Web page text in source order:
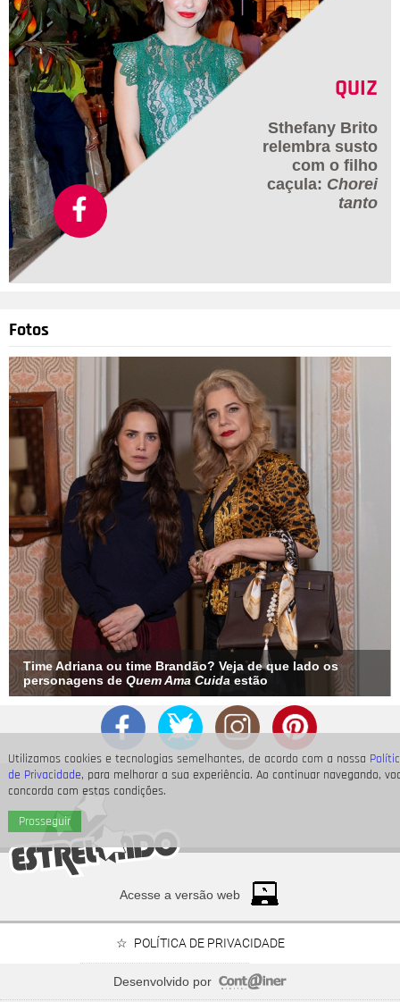
Utilizamos cookies e tecnologias semelhantes, de acordo com a nossa
de Privacidade, para melhorar a sua experiência. Ao continuar navegando,
concorda com estas condições.
Prosseguir
QUIZ
Sthefany Brito
relembra susto
com o filho
caçula: Chorei
tanto
Fotos
Time Adriana ou time Brandão? Veja de que lado os
personagens de Quem Ama Cuida estão
Acesse a versão web
POLÍTICA DE PRIVACIDADE
Desenvolvido por